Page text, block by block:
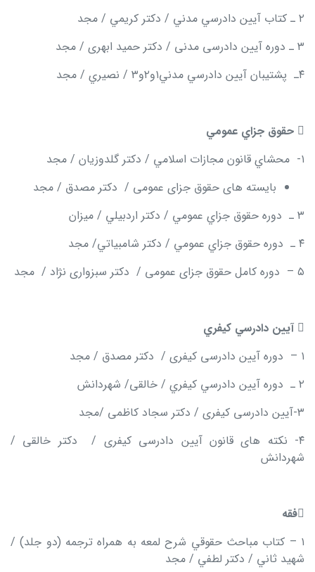
۲ ـ كتاب آيين دادرسي مدني / دكتر كريمي / مجد
۳ ـ دوره آیین دادرسی مدنی / دکتر حمید ابهری / مجد
۴ـ پشتيبان آيين دادرسي مدني۱و۲و۳ / نصيري / مجد
 حقوق جزاي عمومي
۱- محشاي قانون مجازات اسلامي / دكتر گلدوزيان / مجد
بایسته های حقوق جزای عمومی / دکتر مصدق / مجد
۳ ـ دوره حقوق جزاي عمومي / دكتر اردبيلي / ميزان
۴ ـ دوره حقوق جزاي عمومي / دكتر شامبياتي/ مجد
۵ – دوره کامل حقوق جزای عمومی / دکتر سبزواری نژاد / مجد
 آيين دادرسي كيفري
۱ – دوره آیین دادرسی کیفری / دکتر مصدق / مجد
۲ ـ دوره آيين دادرسي كيفري / خالقی/ شهردانش
۳-آیین دادرسی کیفری / دکتر سجاد کاظمی /مجد
۴- نکته های قانون آیین دادرسی کیفری / دکتر خالقی /
شهردانش
فقه
۱ – كتاب مباحث حقوقي شرح لمعه به همراه ترجمه (دو جلد) /
شهيد ثاني / دكتر لطفي / مجد